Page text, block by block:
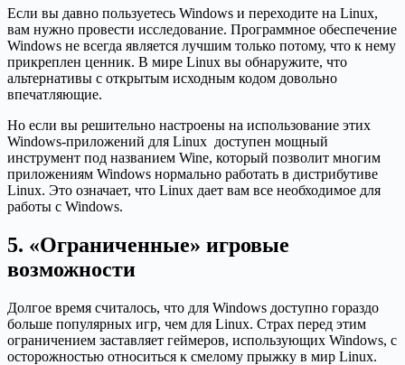
Если вы давно пользуетесь Windows и переходите на Linux,
вам нужно провести исследование. Программное обеспечение
Windows не всегда является лучшим только потому, что к нему
прикреплен ценник. В мире Linux вы обнаружите, что
альтернативы с открытым исходным кодом довольно
впечатляющие.
Но если вы решительно настроены на использование этих
Windows-приложений для Linux доступен мощный
инструмент под названием Wine, который позволит многим
приложениям Windows нормально работать в дистрибутиве
Linux. Это означает, что Linux дает вам все необходимое для
работы с Windows.
5. «Ограниченные» игровые
возможности
Долгое время считалось, что для Windows доступно гораздо
больше популярных игр, чем для Linux. Страх перед этим
ограничением заставляет геймеров, использующих Windows, с
осторожностью относиться к смелому прыжку в мир Linux.